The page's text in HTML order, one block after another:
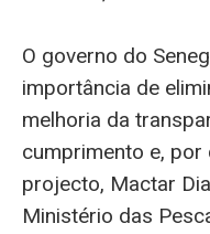
O governo do
importância de
melhoria da
cumprimento e, por
projecto, Mactar
Ministério das